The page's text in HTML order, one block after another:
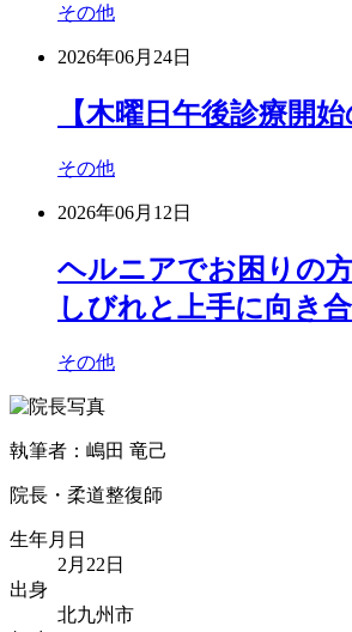
その他
2026年06月24日
【木曜日午後診療開
その他
2026年06月12日
ヘルニアでお困りの
しびれと上手に向き
その他
執筆者：嶋田 竜己
院長・柔道整復師
生年月日
2月22日
出身
北九州市